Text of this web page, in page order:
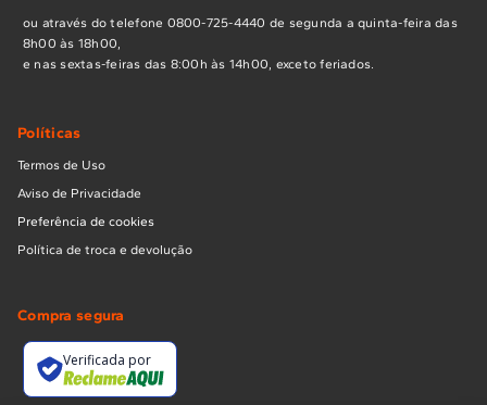
ou através do telefone 0800-725-4440 de segunda a quinta-feira das
8h00 às 18h00,
e nas sextas-feiras das 8:00h às 14h00, exceto feriados.
Políticas
Termos de Uso
Aviso de Privacidade
Preferência de cookies
Política de troca e devolução
Compra segura
Verificada por